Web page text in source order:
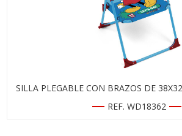
SILLA PLEGABLE CON BRAZOS DE
REF. WD18362